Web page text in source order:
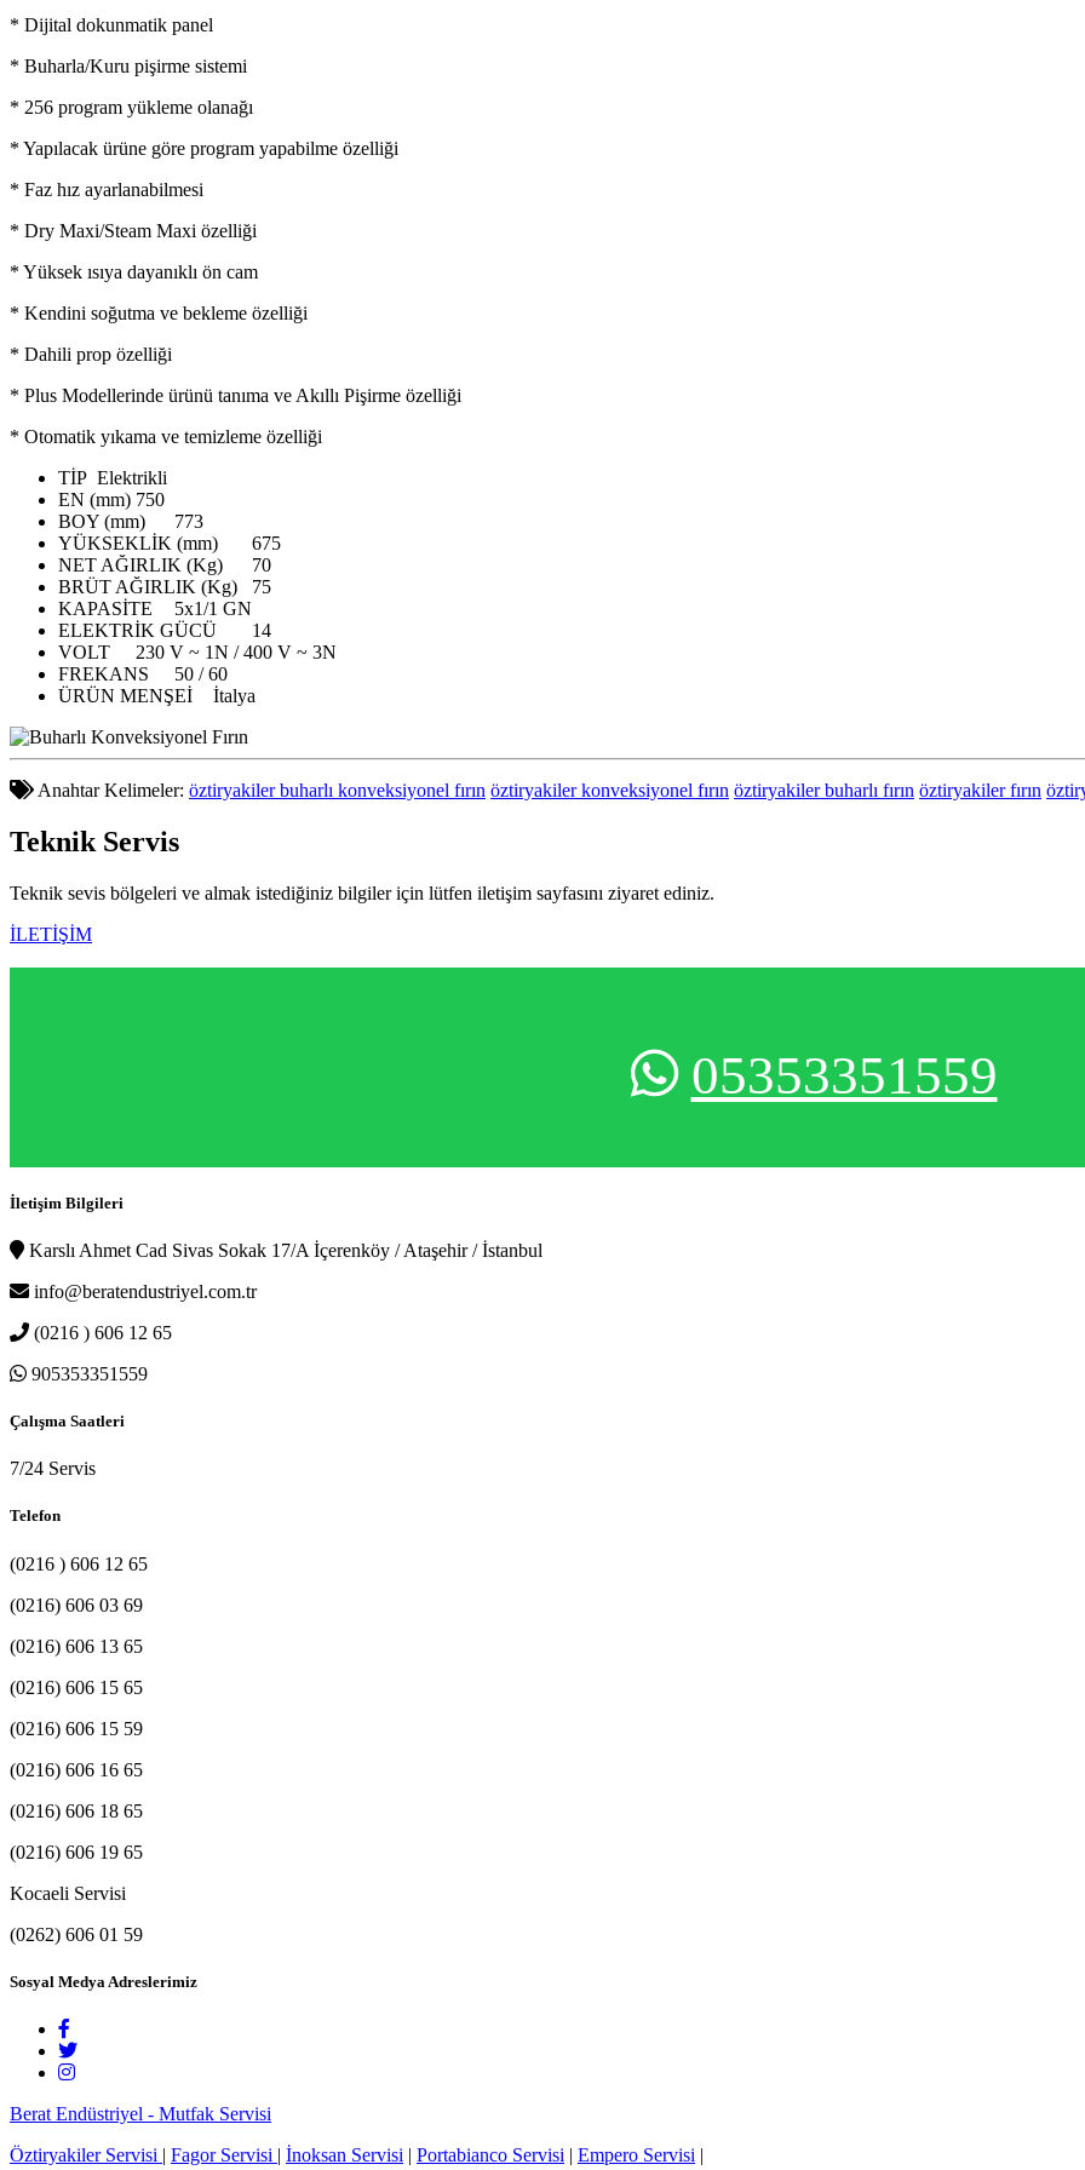
* Dijital dokunmatik panel
* Buharla/Kuru pişirme sistemi
* 256 program yükleme olanağı
* Yapılacak ürüne göre program yapabilme özelliği
* Faz hız ayarlanabilmesi
* Dry Maxi/Steam Maxi özelliği
* Yüksek ısıya dayanıklı ön cam
* Kendini soğutma ve bekleme özelliği
* Dahili prop özelliği
* Plus Modellerinde ürünü tanıma ve Akıllı Pişirme özelliği
* Otomatik yıkama ve temizleme özelliği
TİP Elektrikli
EN (mm) 750
BOY (mm)
773
YÜKSEKLİK (mm)
675
NET AĞIRLIK (Kg)
70
BRÜT AĞIRLIK (Kg)
75
KAPASİTE
5x1/1 GN
ELEKTRİK GÜCÜ
14
VOLT
230 V ~ 1N / 400 V ~ 3N
FREKANS
50 / 60
ÜRÜN MENŞEİ
İtalya
Anahtar Kelimeler: öztiryakiler buharlı konveksiyonel fırın öztiryakiler konveksiyonel fırın öztiryakiler buharlı fırın öztiryakiler fırın
Teknik Servis
Teknik sevis bölgeleri ve almak istediğiniz bilgiler için lütfen iletişim sayfasını ziyaret ediniz.
İLETİŞİM
05353351559
İletişim Bilgileri
Karslı Ahmet Cad Sivas Sokak 17/A İçerenköy / Ataşehir / İstanbul
info@beratendustriyel.com.tr
(0216 ) 606 12 65
905353351559
Çalışma Saatleri
7/24 Servis
Telefon
(0216 ) 606 12 65
(0216) 606 03 69
(0216) 606 13 65
(0216) 606 15 65
(0216) 606 15 59
(0216) 606 16 65
(0216) 606 18 65
(0216) 606 19 65
Kocaeli Servisi
(0262) 606 01 59
Sosyal Medya Adreslerimiz
Berat Endüstriyel - Mutfak Servisi
Öztiryakiler Servisi | Fagor Servisi | İnoksan Servisi | Portabianco Servisi | Empero Servisi |